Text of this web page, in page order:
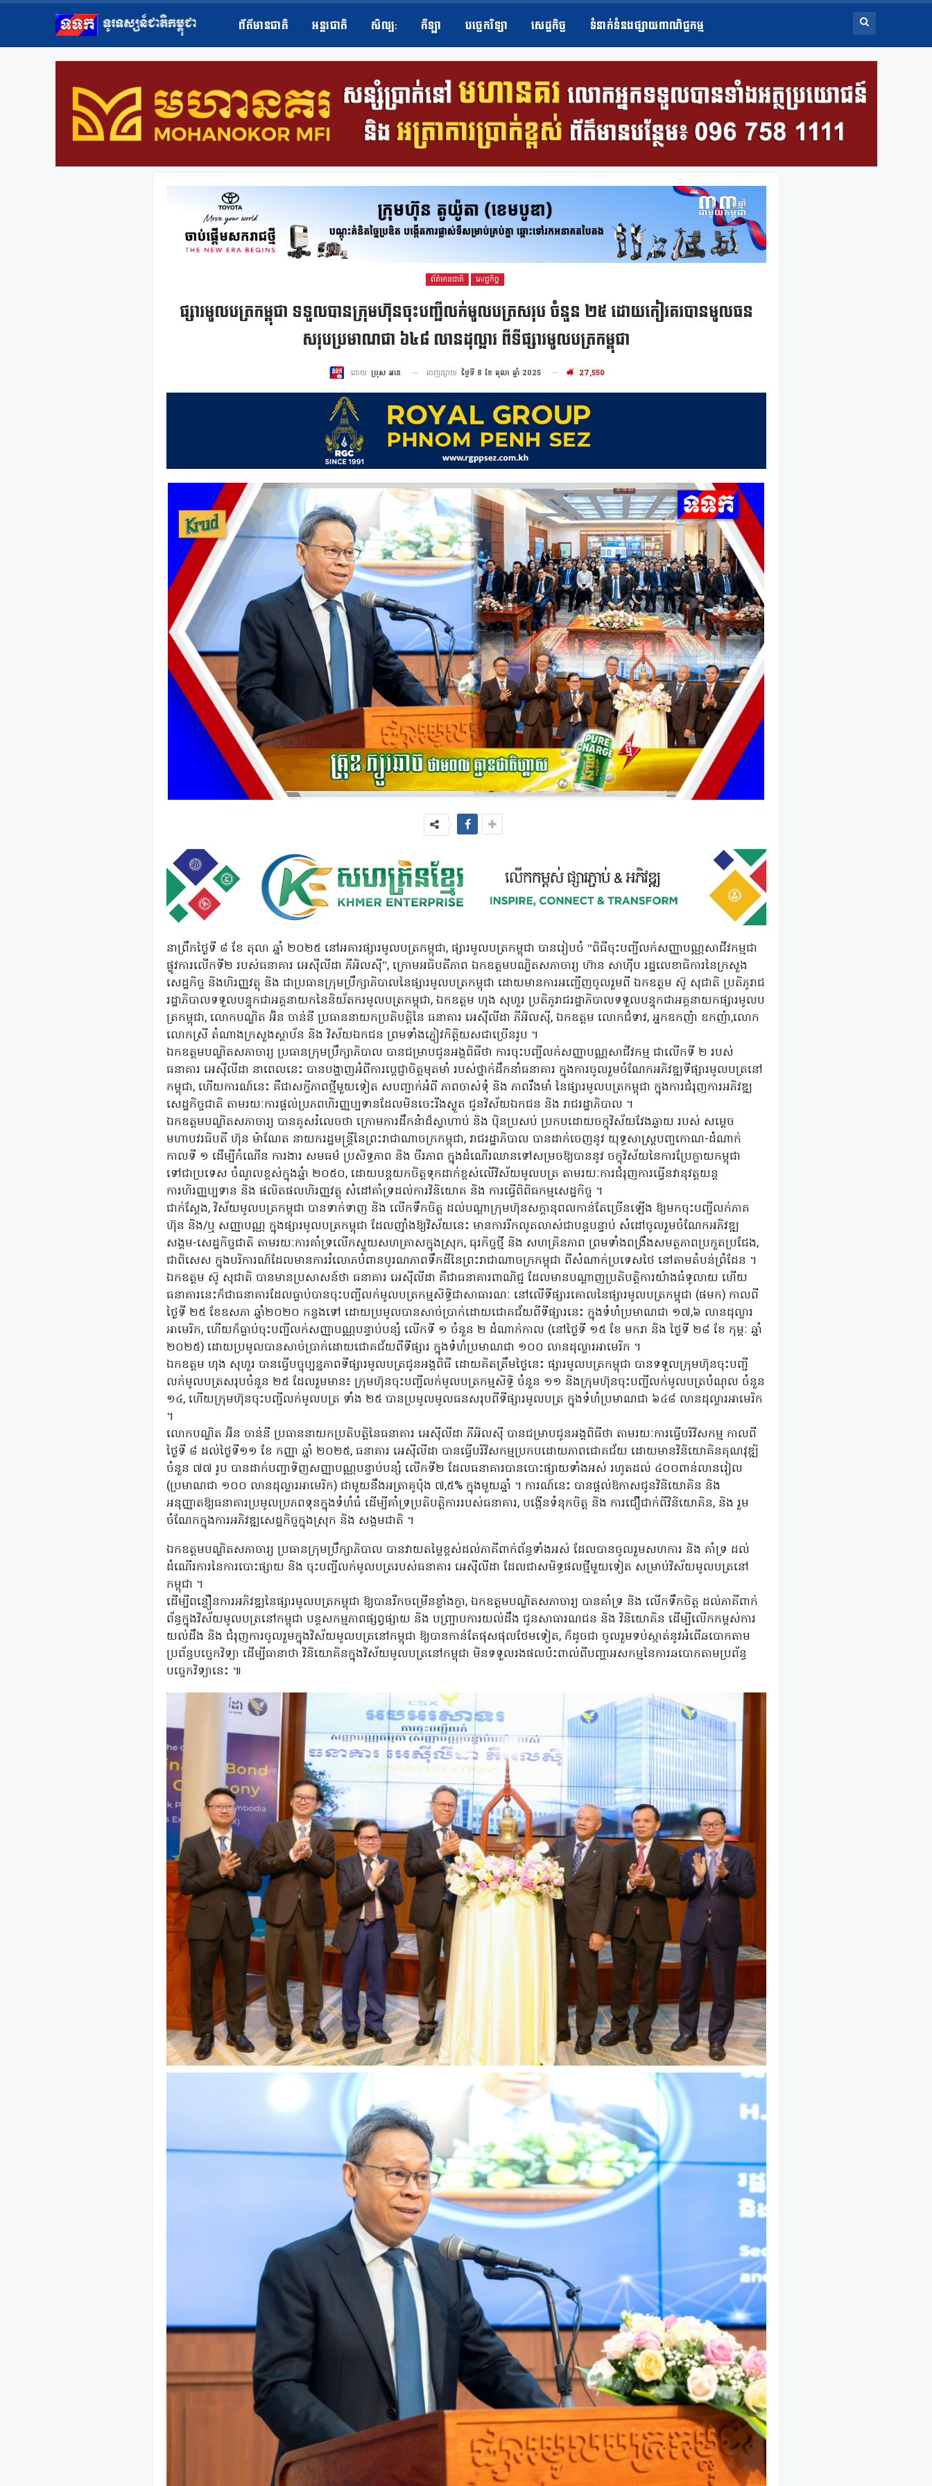
ព័ត៌មានជាតិ អន្តរជាតិ សិល្ប​: កីឡា បច្ចេកវិទ្យា សេដ្ឋកិច្ច ទំនាក់ទំនងផ្សាយពាណិជ្ជកម្ម
ព័ត៌មានជាតិ សេដ្ឋកិច្ច
ផ្សារមូលបត្រកម្ពុជា ទទួលបានក្រុមហ៊ុនចុះបញ្ជីលក់មូលបត្រសរុប ចំនួន ២៥ ដោយកៀរគរបានមូលធន
សរុបប្រមាណជា ៦៤៨ លានដុល្លារ ពីទីផ្សារមូលបត្រកម្ពុជា
ដោយ ប្រុស អាន ចេញផ្សាយ ថ្ងៃទី 8 ខែ តុលា ឆ្នាំ 2025 27,550
នាព្រឹកថ្ងៃទី ៨ ខែ តុលា ឆ្នាំ ២០២៥ នៅអគារផ្សារមូលបត្រកម្ពុជា, ផ្សារមូលបត្រកម្ពុជា បានរៀបចំ “ពិធីចុះបញ្ជីលក់សញ្ញាបណ្ណសាជីវកម្មជា
ផ្លូវការលើកទី២ របស់ធនាគារ អេស៊ីលីដា ភីអិលស៊ី”, ក្រោមអធិបតីភាព ឯកឧត្តមបណិ្ឌតសភាចារ្យ ហ៊ាន សាហ៊ីប រដ្ឋលេខាធិការនៃក្រសួង
សេដ្ឋកិច្ច និងហិរញ្ញវត្ថុ និង ជាប្រធានក្រុមប្រឹក្សាភិបាលនៃផ្សារមូលបត្រកម្ពុជា ដោយមានការអញ្ជើញចូលរួមពី ឯកឧត្តម ស៊ូ សុជាតិ ប្រតិភូរាជ
រដ្ឋាភិបាលទទួលបន្ទុកជាអគ្គនាយកនៃនិយ័តករមូលបត្រកម្ពុជា, ឯកឧត្តម ហុង សុហួរ ប្រតិភូរាជរដ្ឋាភិបាលទទួលបន្ទុកជាអគ្គនាយកផ្សារមូលប
ត្រកម្ពុជា, លោកបណ្ឌិត អ៊ិន ចាន់នី ប្រធាននាយកប្រតិបត្តិនៃ ធនាគារ អេស៊ីលីដា ភីអិលស៊ី, ឯកឧត្តម លោកជំទាវ, អ្នកឧកញ៉ា ឧកញ៉ា,លោក
លោកស្រី តំណាងក្រសួងស្ថាប័ន និង វិស័យឯកជន ព្រមទាំងភ្ញៀវកិត្តិយសជាច្រើនរូប ។
ឯកឧត្តមបណ្ឌិតសភាចារ្យ ប្រធានក្រុមប្រឹក្សាភិបាល បានជម្រាបជូនអង្គពិធីថា ការចុះបញ្ជីលក់សញ្ញាបណ្ណសាជីវកម្ម ជាលើកទី ២ របស់
ធនាគារ អេស៊ីលីដា នាពេលនេះ បានបង្ហាញអំពីការប្តេជ្ញាចិត្តមុតមាំ របស់ថ្នាក់ដឹកនាំធនាគារ ក្នុងការចូលរួមចំណែកអភិវឌ្ឍទីផ្សារមូលបត្រនៅ
កម្ពុជា, ហើយការណ៍នេះ គឺជាសក្ខីភាពថ្មីមួយទៀត សបញ្ជាក់អំពី ភាពចាស់ទុំ និង ភាពរឹងមាំ នៃផ្សារមូលបត្រកម្ពុជា ក្នុងការជំរុញការអភិវឌ្ឍ
សេដ្ឋកិច្ចជាតិ តាមរយៈការផ្តល់ប្រភពហិរញ្ញប្បទានដែលមិនចេះរីងស្ងួត ជូនវិស័យឯកជន និង រាជរដ្ឋាភិបាល ។
ឯកឧត្តមបណ្ឌិតសភាចារ្យ បានគូសរំលេចថា ក្រោមការដឹកនំាដ៏ស្វាហាប់ និង ប៉ិនប្រសប់ ប្រកបដោយចក្ខុវិស័យវែងឆ្ងាយ របស់ សម្ដេច
មហាបវរធិបតី ហ៊ុន ម៉ាណែត នាយករដ្ឋមន្ដ្រីនៃព្រះរាជាណាចក្រកម្ពុជា, រាជរដ្ឋាភិបាល បានដាក់ចេញនូវ យុទ្ធសាស្រ្តបញ្ចកោណ-ដំណាក់
កាលទី ១ ដើម្បីកំណើន ការងារ សមធម៌ ប្រសិទ្ធភាព និង ចីរភាព ក្នុងដំណើរឈានទៅសម្រចឱ្យបាននូវ ចក្ខុវិស័យនៃការប្រែក្លាយកម្ពុជា
ទៅជាប្រទេស ចំណូលខ្ពស់ក្នុងឆ្នំា ២០៥០, ដោយបន្តយកចិត្តទុកដាក់ខ្ពស់លើវិស័យមូលបត្រ តាមរយៈការជំរុញការធ្វើនវានុវត្តយន្ត
ការហិរញ្ញប្បទាន និង ផលិតផលហិរញ្ញវត្ថុ សំដៅគាំទ្រដល់ការវិនិយោគ និង ការធ្វើពិពិធកម្មសេដ្ឋកិច្ច ។
ជាក់ស្តែង, វិស័យមូលបត្រកម្ពុជា បានទាក់ទាញ និង លើកទឹកចិត្ត ដល់បណ្តាក្រុមហ៊ុនសក្តានុពលកាន់តែច្រើនឡើង ឱ្យមកចុះបញ្ជីលក់ភាគ
ហ៊ុន និង/ឬ សញ្ញាបណ្ណ ក្នុងផ្សារមូលបត្រកម្ពុជា ដែលញ៉ាំងឱ្យវិស័យនេះ មានការរីកលូតលាស់ជាបន្តបន្ទាប់ សំដៅចូលរួមចំណែកអភិវឌ្ឍ
សង្គម-សេដ្ឋកិច្ចជាតិ តាមរយៈការគាំទ្រលើកស្ទួយសហគ្រាសក្នុងស្រុក, ធុរកិច្ចថ្មី និង សហគ្រិនភាព ព្រមទាំងពង្រឹងសមត្ថភាពប្រកួតប្រជែង,
ជាពិសេស ក្នុងបរិការណ៍ដែលមានការរំលោភបំពានបូរណភាពទឹកដីនៃព្រះរាជាណាចក្រកម្ពុជា ពីសំណាក់ប្រទេសថៃ នៅតាមតំបន់ព្រំដែន ។
ឯកឧត្តម ស៊ូ សុជាតិ បានមានប្រសាសន៍ថា ធនាគារ អេស៊ីលីដា គឺជាធនាគារពាណិជ្ជ ដែលមានបណ្តាញប្រតិបត្តិការយ៉ាងធំទូលាយ ហើយ
ធនាគារនេះក៏ជាធនាគារដែលធ្លាប់បានចុះបញ្ជីលក់មូលបត្រកម្មសិទ្ធិជាសាធារណៈ នៅលើទីផ្សារគោលនៃផ្សារមូលបត្រកម្ពុជា (ផមក) កាលពី
ថ្ងៃទី ២៥ ខែឧសភា ឆ្នាំ២០២០ កន្លងទៅ ដោយប្រមូលបានសាច់ប្រាក់ដោយជោគជ័យពីទីផ្សារនេះ ក្នុងទំហំប្រមាណជា ១៧,៦ លានដុល្លារ
អាមេរិក, ហើយក៏ធ្លាប់ចុះបញ្ជីលក់សញ្ញាបណ្ណបន្ទាប់បន្សំ លើកទី ១ ចំនួន ២ ដំណាក់កាល (នៅថ្ងៃទី ១៥ ខែ មករា និង ថ្ងៃទី ២៨ ខែ កុម្ភៈ ឆ្នាំ
២០២៥) ដោយប្រមូលបានសាច់ប្រាក់ដោយជោគជ័យពីទីផ្សារ ក្នុងទំហំប្រមាណជា ១០០ លានដុល្លារអាមេរិក ។
ឯកឧត្តម ហុង សុហួរ បានធ្វើបច្ចុប្បន្នភាពទីផ្សារមូលបត្រជូនអង្គពិធី ដោយគិតត្រឹមថ្ងៃនេះ ផ្សារមូលបត្រកម្ពុជា បានទទួលក្រុមហ៊ុនចុះបញ្ជី
លក់មូលបត្រសរុបចំនួន ២៥ ដែលរួមមាន៖ ក្រុមហ៊ុនចុះបញ្ជីលក់មូលបត្រកម្មសិទ្ធិ ចំនួន ១១ និងក្រុមហ៊ុនចុះបញ្ជីលក់មូលបត្របំណុល ចំនួន
១៤, ហើយក្រុមហ៊ុនចុះបញ្ជីលក់មូលបត្រ ទាំង ២៥ បានប្រមូលមូលធនសរុបពីទីផ្សារមូលបត្រ ក្នុងទំហំប្រមាណជា ៦៤៨ លានដុល្លារអាមេរិក
។
លោកបណ្ឌិត អ៊ិន ចាន់នី ប្រធាននាយកប្រតិបត្តិនៃធនាគារ អេស៊ីលីដា ភីអិលស៊ី បានជម្រាបជូនអង្គពិធីថា តាមរយៈការធ្វើបរិវិសកម្ម កាលពី
ថ្ងៃទី ៨ ដល់ថ្ងៃទី១១ ខែ កញ្ញា ឆ្នាំ ២០២៥, ធនាគារ អេស៊ីលីដា បានធ្វើបរិវិសកម្មប្រកបដោយភាពជោគជ័យ ដោយមានវិនិយោគិនគុណវុឌ្ឍិ
ចំនួន ៧៧ រូប បានដាក់បញ្ជាទិញសញ្ញាបណ្ណបន្ទាប់បន្សំ លើកទី២ ដែលធនាគារបានបោះផ្សាយទាំងអស់ រហូតដល់ ៤០០ពាន់លានរៀល
(ប្រមាណជា ១០០ លានដុល្លារអាមេរិក) ជាមួយនឹងអត្រាគូប៉ុង ៧,៥% ក្នុងមួយឆ្នាំ ។ ការណ៍នេះ បានផ្តល់ឱកាសជូនវិនិយោគិន និង
អនុញ្ញាតឱ្យធនាគារប្រមូលប្រភពទុនក្នុងទំហំធំ ដើម្បីគាំទ្រប្រតិបត្តិការរបស់ធនាគារ, បង្កើនទំនុកចិត្ត និង ការជឿជាក់ពីវិនិយោគិន, និង រួម
ចំណែកក្នុងការអភិវឌ្ឍសេដ្ឋកិច្ចក្នុងស្រុក និង សង្គមជាតិ ។
ឯកឧត្តមបណ្ឌិតសភាចារ្យ ប្រធានក្រុមប្រឹក្សាភិបាល បានវាយតម្លៃខ្ពស់ដល់ភាគីពាក់ព័ន្ធទាំងអស់ ដែលបានចូលរួមសហការ និង គាំទ្រ ដល់
ដំណើរការនៃការបោះផ្សាយ និង ចុះបញ្ជីលក់មូលបត្ររបស់ធនាគារ អេស៊ីលីដា ដែលជាសមិទ្ធផលថ្មីមួយទៀត សម្រាប់វិស័យមូលបត្រនៅ
កម្ពុជា ។
ដើម្បីពន្លឿនការអភិវឌ្ឍនៃផ្សារមូលបត្រកម្ពុជា ឱ្យបានរីកចម្រើនខ្លាំងក្លា, ឯកឧត្តមបណ្ឌិតសភាចារ្យ បានគាំទ្រ និង លើកទឹកចិត្ត ដល់ភាគីពាក់
ព័ន្ធក្នុងវិស័យមូលបត្រនៅកម្ពុជា បន្តសកម្មភាពផ្សព្វផ្សាយ និង បញ្ជ្រាបការយល់ដឹង ជូនសាធារណជន និង វិនិយោគិន ដើម្បីលើកកម្ពស់ការ
យល់ដឹង និង ជំរុញការចូលរួមក្នុងវិស័យមូលបត្រនៅកម្ពុជា ឱ្យបានកាន់តែផុសផុលថែមទៀត, ក៏ដូចជា ចូលរួមទប់ស្កាត់នូវអំពើឆបោកតាម
ប្រព័ន្ធបច្ចេកវិទ្យា ដើម្បីធានាថា វិនិយោគិនក្នុងវិស័យមូលបត្រនៅកម្ពុជា មិនទទួលរងផលប៉ះពាល់ពីបញ្ហាអសកម្មនៃការឆបោកតាមប្រព័ន្ធ
បច្ចេកវិទ្យានេះ ៕